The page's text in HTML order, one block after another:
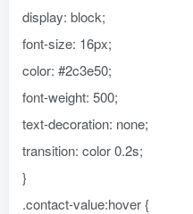
display: block;
font-size: 16px;
color: #2c3e50;
font-weight: 500;
text-decoration: none;
transition: color 0.2s;
}
.contact-value:hover {